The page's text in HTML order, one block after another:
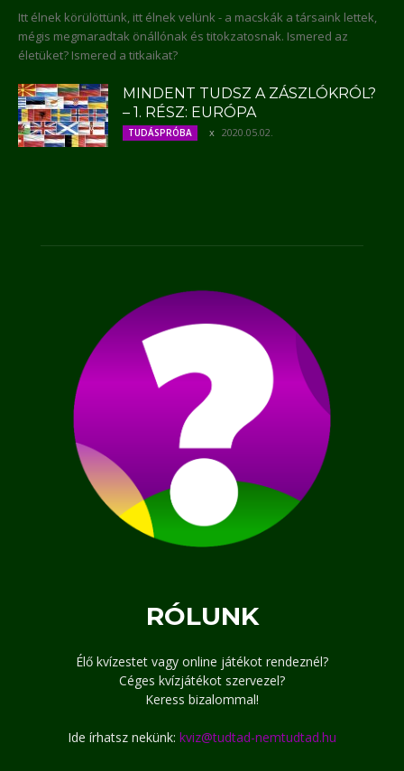
Itt élnek körülöttünk, itt élnek velünk - a macskák a társaink lettek,
mégis megmaradtak önállónak és titokzatosnak. Ismered az
életüket? Ismered a titkaikat?
MINDENT TUDSZ A ZÁSZLÓKRÓL?
– 1. RÉSZ: EURÓPA
TUDÁSPRÓBA 2020.05.02.
RÓLUNK
Élő kvízestet vagy online játékot rendeznél?
Céges kvízjátékot szervezel?
Keress bizalommal!
Ide írhatsz nekünk: kviz@tudtad-nemtudtad.hu